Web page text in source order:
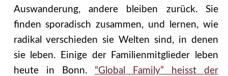
Auswanderung, andere bleiben zurück. Sie
finden sporadisch zusammen, und lernen, wie
radikal verschieden sie Welten sind, in denen
sie leben. Einige der Familienmitglieder leben
heute in Bonn. “Global Family” heisst der